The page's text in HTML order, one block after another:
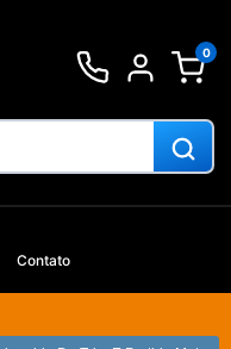
0
Contato